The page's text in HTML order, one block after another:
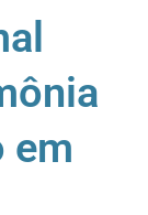
em